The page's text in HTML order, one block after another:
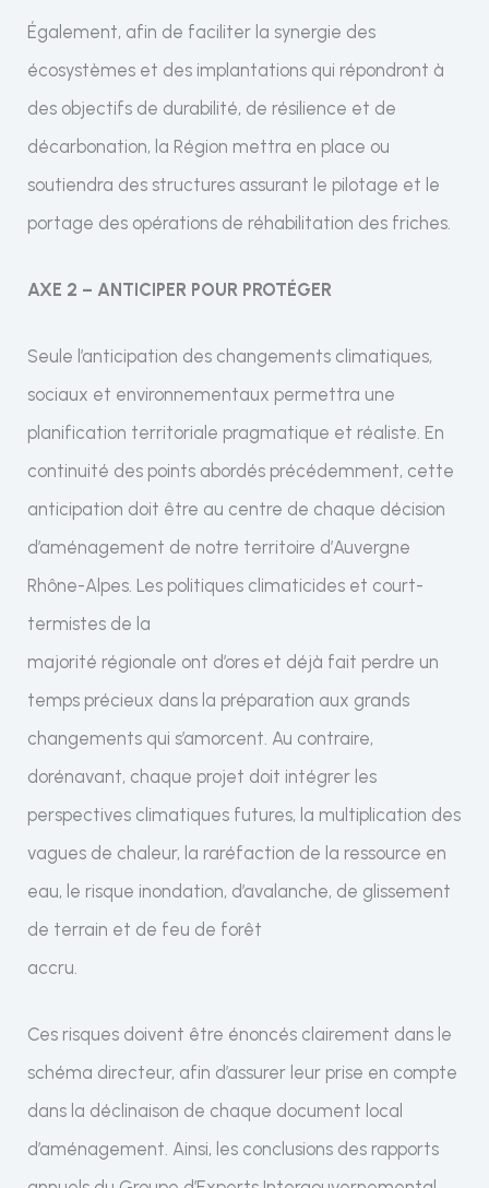
Également, afin de faciliter la synergie des
écosystèmes et des implantations qui répondront à
des objectifs de durabilité, de résilience et de
décarbonation, la Région mettra en place ou
soutiendra des structures assurant le pilotage et le
portage des opérations de réhabilitation des friches.
AXE 2 – ANTICIPER POUR PROTÉGER
Seule l’anticipation des changements climatiques,
sociaux et environnementaux permettra une
planification territoriale pragmatique et réaliste. En
continuité des points abordés précédemment, cette
anticipation doit être au centre de chaque décision
d’aménagement de notre territoire d’Auvergne
Rhône-Alpes. Les politiques climaticides et court-
termistes de la
majorité régionale ont d’ores et déjà fait perdre un
temps précieux dans la préparation aux grands
changements qui s’amorcent. Au contraire,
dorénavant, chaque projet doit intégrer les
perspectives climatiques futures, la multiplication des
vagues de chaleur, la raréfaction de la ressource en
eau, le risque inondation, d’avalanche, de glissement
de terrain et de feu de forêt
accru.
Ces risques doivent être énoncés clairement dans le
schéma directeur, afin d’assurer leur prise en compte
dans la déclinaison de chaque document local
d’aménagement. Ainsi, les conclusions des rapports